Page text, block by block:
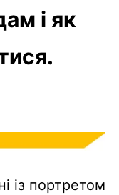
і як
із портретом